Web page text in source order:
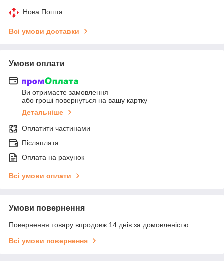
Нова Пошта
Всі умови доставки
Умови оплати
Ви отримаєте замовлення
або гроші повернуться на вашу картку
Детальніше
Оплатити частинами
Післяплата
Оплата на рахунок
Всі умови оплати
Умови повернення
Повернення товару впродовж 14 днів за домовленістю
Всі умови повернення